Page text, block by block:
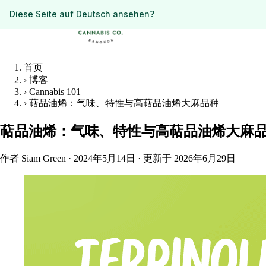
ดูหน้านี้เป็นภาษาไทย?
Diese Seite auf Deutsch ansehen?
首页
› 博客
› Cannabis 101
› 萜品油烯：气味、特性与高萜品油烯大麻品种
萜品油烯：气味、特性与高萜品油烯大麻
作者 Siam Green · 2024年5月14日 · 更新于 2026年6月29日